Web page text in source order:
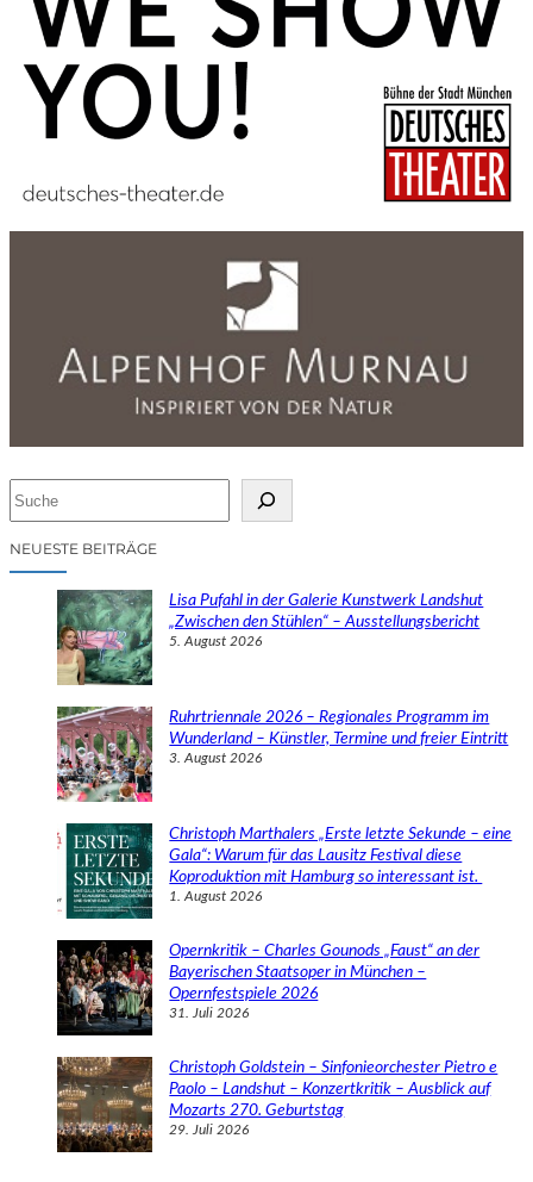
cNEUESTE BEITRÄGE
Lisa Pufahl in der Galerie Kunstwerk Landshut
„Zwischen den Stühlen“ – Ausstellungsbericht
5. August 2026
Ruhrtriennale 2026 – Regionales Programm im
Wunderland – Künstler, Termine und freier Eintritt
3. August 2026
Christoph Marthalers „Erste letzte Sekunde – eine
Gala“: Warum für das Lausitz Festival diese
Koproduktion mit Hamburg so interessant ist.
1. August 2026
Opernkritik – Charles Gounods „Faust“ an der
Bayerischen Staatsoper in München –
Opernfestspiele 2026
31. Juli 2026
Christoph Goldstein – Sinfonieorchester Pietro e
Paolo – Landshut – Konzertkritik – Ausblick auf
Mozarts 270. Geburtstag
29. Juli 2026